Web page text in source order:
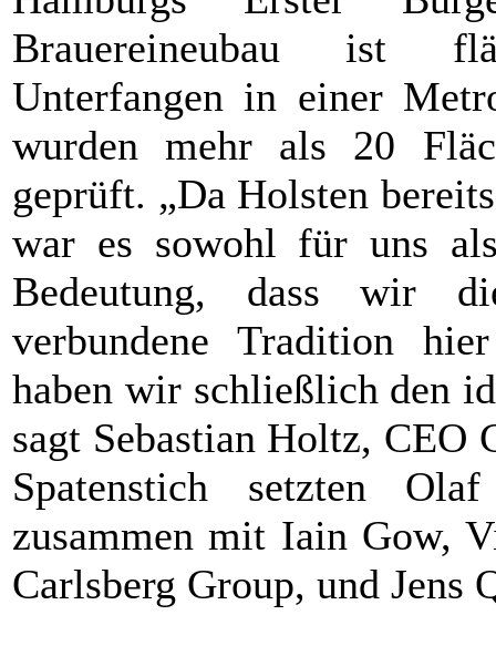
Brauereineubau ist
Unterfangen in einer
wurden mehr als 20
geprüft. „Da Holsten
war es sowohl für uns
Bedeutung, dass wir
verbundene Tradition
haben wir schließlich den
sagt Sebastian Holtz, CEO
Spatenstich setzten
zusammen mit Iain Gow,
Carlsberg Group, und Jens